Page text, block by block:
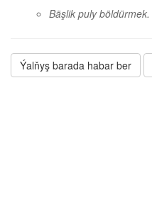
Bäşlik puly böldürmek.
Ýalňyş barada habar ber